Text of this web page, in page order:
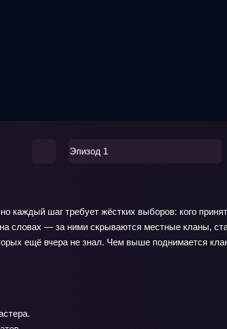
Эпизод 1
шаг требует жёстких выборов: кого
— за ними скрываются местные кланы,
ещё вчера не знал. Чем выше поднимается